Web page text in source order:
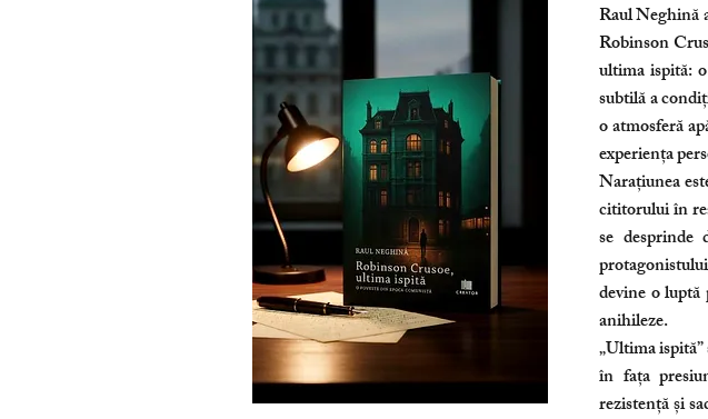
Raul Neghină
Robinson
ultima ispită:
subtilă a
o atmosferă
experiența
Narațiunea
cititorului în
se
devine o
anihileze.
„Ultima
în fața
rezistență și